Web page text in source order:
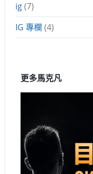
ig(7)
IG 專欄 (4)
更多馬克凡